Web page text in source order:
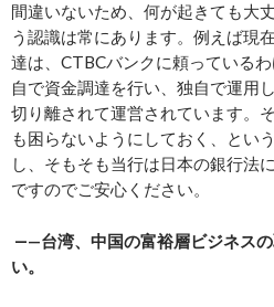
間違いないため、何が起きても大
う認識は常にあります。例えば現
達は、CTBCバンクに頼っている
自で資金調達を行い、独自で運用
切り離されて運営されています。
も困らないようにしておく、とい
し、そもそも当行は日本の銀行法
ですのでご安心ください。
―—台湾、中国の富裕層ビジネス
い。